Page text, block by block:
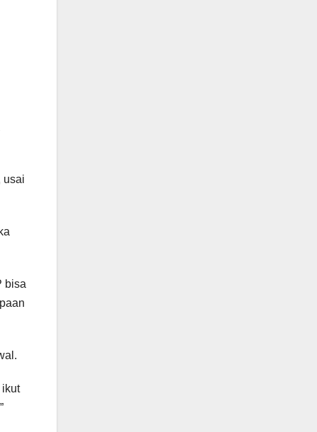
usai
bisa
ikut